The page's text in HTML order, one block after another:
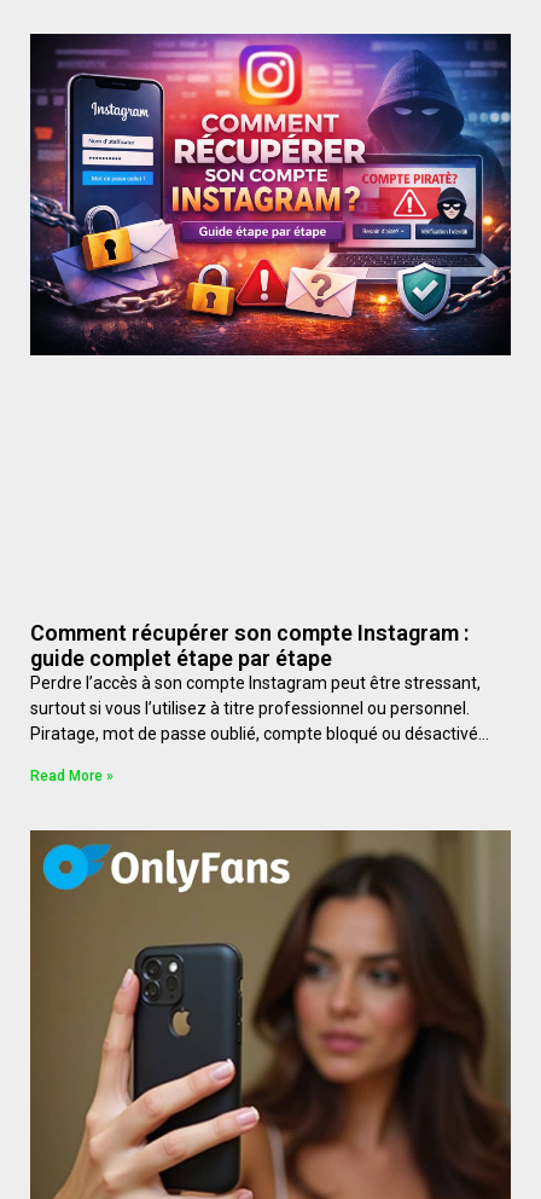
Comment récupérer son compte Instagram :
guide complet étape par étape
Perdre l’accès à son compte Instagram peut être stressant,
surtout si vous l’utilisez à titre professionnel ou personnel.
Piratage, mot de passe oublié, compte bloqué ou désactivé…
Read More »